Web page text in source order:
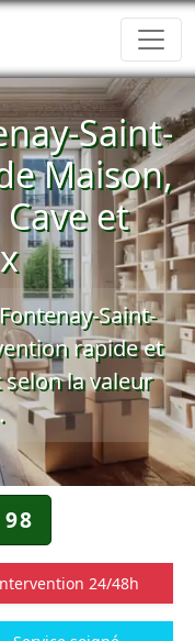
Saint-
Maison,
et
Saint-
rapide et
selon la valeur
24/48h